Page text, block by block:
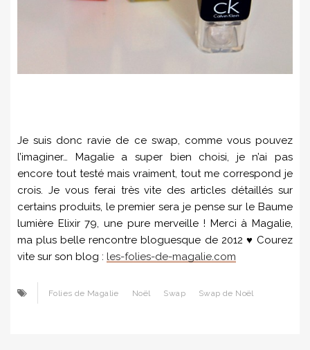
Je suis donc ravie de ce swap, comme vous pouvez
l’imaginer… Magalie a super bien choisi, je n’ai pas
encore tout testé mais vraiment, tout me correspond je
crois. Je vous ferai très vite des articles détaillés sur
certains produits, le premier sera je pense sur le Baume
lumière Elixir 79, une pure merveille ! Merci à Magalie,
ma plus belle rencontre bloguesque de 2012 ♥ Courez
vite sur son blog : les-folies-de-magalie.com
Folies de Magalie Noël Swap Swap de Noël